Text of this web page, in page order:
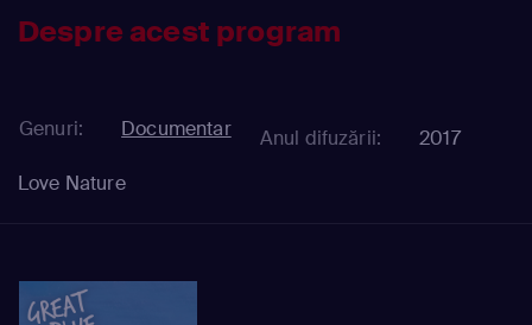
Despre acest program
Genuri: Documentar Anul difuzării:
2017
Love Nature